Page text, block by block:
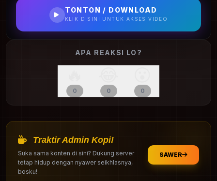
TONTON / DOWNLOAD
KLIK DISINI UNTUK AKSES VIDEO
APA REAKSI LO?
0 0 0
Traktir Admin Kopi!
Suka sama konten di sini? Dukung server
tetap hidup dengan nyawer seikhlasnya,
bosku!
SAWER